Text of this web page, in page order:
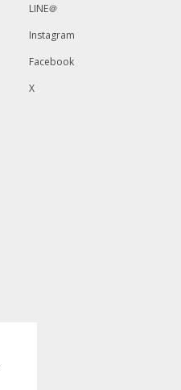
LINE＠
Instagram
Facebook
X